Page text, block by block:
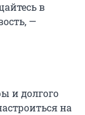
в
—
и долгого
на